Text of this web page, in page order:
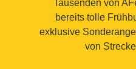
Tausenden von
bereits tolle
exklusive
von